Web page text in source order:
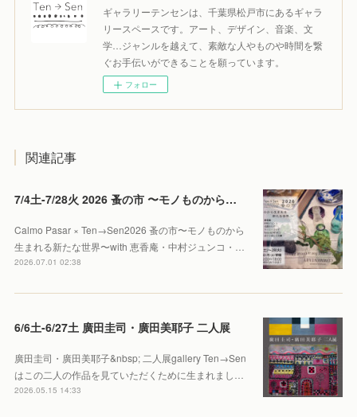
ギャラリーテンセンは、千葉県松戸市にあるギャラ
リースペースです。アート、デザイン、音楽、文
学…ジャンルを越えて、素敵な人やものや時間を繋
ぐお手伝いができることを願っています。
フォロー
関連記事
7/4土-7/28火 2026 蚤の市 〜モノものから生まれる新たな世界〜
Calmo Pasar × Ten→Sen2026 蚤の市〜モノものから
生まれる新たな世界〜with 恵香庵・中村ジュンコ・…
2026.07.01 02:38
6/6土-6/27土 廣田圭司・廣田美耶子 二人展
廣田圭司・廣田美耶子&nbsp; 二人展gallery Ten→Sen
はこの二人の作品を見ていただくために生まれまし…
2026.05.15 14:33